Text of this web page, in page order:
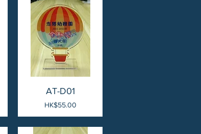
AT-D01
價格
HK$55.00